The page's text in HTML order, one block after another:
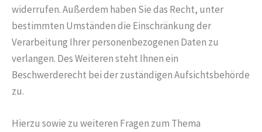
widerrufen. Außerdem haben Sie das Recht, unter
bestimmten Umständen die Einschränkung der
Verarbeitung Ihrer personenbezogenen Daten zu
verlangen. Des Weiteren steht Ihnen ein
Beschwerderecht bei der zuständigen Aufsichtsbehörde
zu.
Hierzu sowie zu weiteren Fragen zum Thema